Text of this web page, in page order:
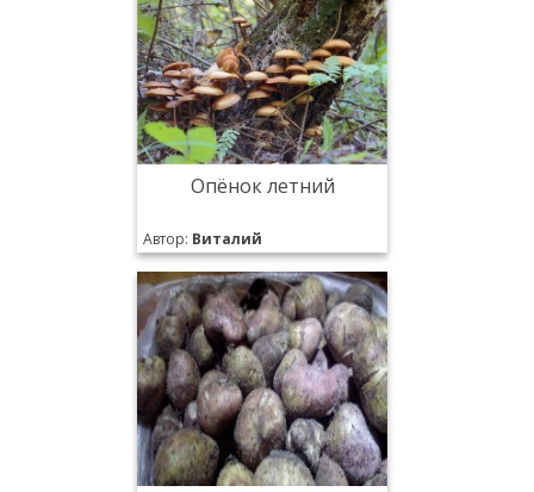
Опёнок летний
Автор: Виталий